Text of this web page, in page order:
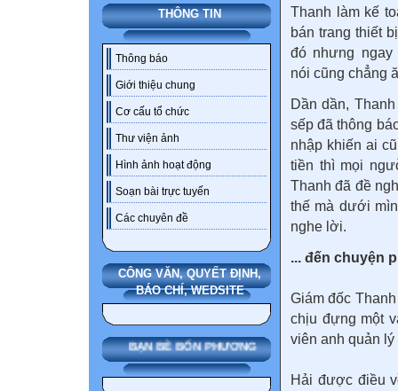
THÔNG TIN
Thông báo
Giới thiệu chung
Cơ cấu tổ chức
Thư viện ảnh
Hình ảnh hoạt động
Soạn bài trực tuyến
Các chuyên đề
CÔNG VĂN, QUYẾT ĐỊNH,
BÁO CHÍ, WEDSITE
BẠN BÈ BỐN PHƯƠNG
Thanh làm kế
bán trang thiết
đó nhưng
nói cũng chẳng
Dần dần,
sếp đã thông
nhập khiến ai
tiền thì mọi
Thanh đã đề
thế mà dưới
nghe lời.
... đến chuyện
Giám đốc
chịu đựng một
viên anh quản
Hải được điều